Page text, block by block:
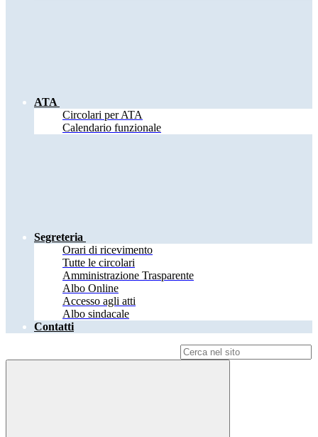
ATA
Circolari per ATA
Calendario funzionale
Segreteria
Orari di ricevimento
Tutte le circolari
Amministrazione Trasparente
Albo Online
Accesso agli atti
Albo sindacale
Contatti